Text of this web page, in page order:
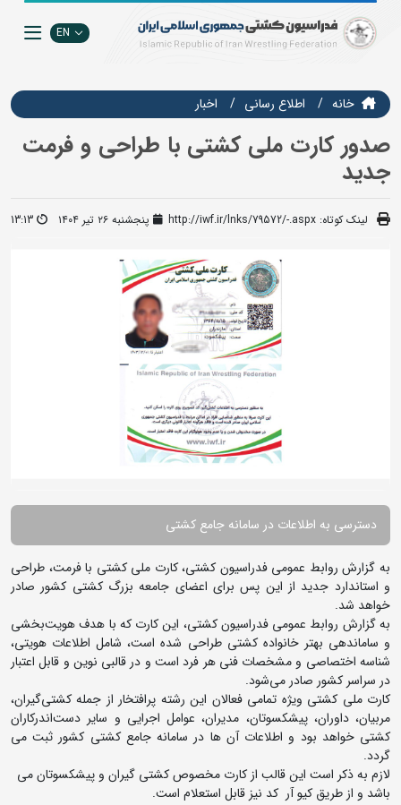
EN
خانه اطلاع رسانی اخبار
صدور کارت ملی کشتی با طراحی و فرمت
جدید
لینک کوتاه: http://iwf.ir/lnks/79572/-.aspx پنجشنبه ۲۶ تیر ۱۴۰۴ 13:13
دسترسی به اطلاعات در سامانه جامع کشتی
به گزارش روابط عمومی فدراسیون کشتی، کارت ملی کشتی با فرمت، طراحی
و استاندارد جدید از این پس برای اعضای جامعه بزرگ کشتی کشور صادر
خواهد شد.
به گزارش روابط عمومی فدراسیون کشتی، این کارت که با هدف هویت‌بخشی
و ساماندهی بهتر خانواده کشتی طراحی شده است، شامل اطلاعات هویتی،
شناسه اختصاصی و مشخصات فنی هر فرد است و در قالبی نوین و قابل اعتبار
در سراسر کشور صادر می‌شود.
کارت ملی کشتی ویژه تمامی فعالان این رشته پرافتخار از جمله کشتی‌گیران،
مربیان، داوران، پیشکسوتان، مدیران، عوامل اجرایی و سایر دست‌اندرکاران
کشتی خواهد بود و اطلاعات آن ها در سامانه جامع کشتی کشور ثبت می
گردد.
لازم به ذکر است این قالب از کارت مخصوص کشتی گیران و پیشکسوتان می
باشد و از طریق کیو آر کد نیز قابل استعلام است.